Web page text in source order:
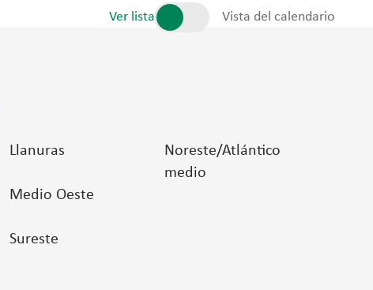
Ver lista Vista del calendario
Llanuras
Medio Oeste
Sureste
Noreste/Atlántico
medio